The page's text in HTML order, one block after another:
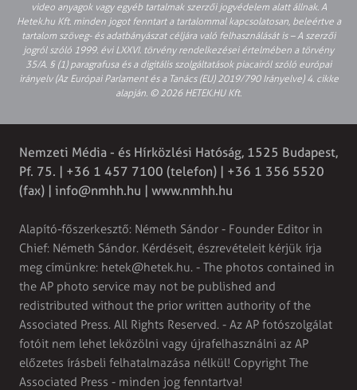
video anyagok vagy egyéb tartalmak szerzői jogvédelem alatt állnak. A
Hetek.hu Kft. minden jogot fenntart a tartalommal kapcsolatosan, beleértve a
tartalom szöveg- és adatbányászat céljára való felhasználását is – A szerzői
jogról szóló 1999. évi LXXVI. törvény rendelkezései értelmében a törvény
35/A. § (1) paragrafusa és a digitális szolgáltatások piacairól szóló európai
irányelv (Az Európai Parlament és a Tanács (EU) 2019/790 Irányelve) 4. cikke
alapján. © 2026 HETEK.HU Kft.
Nemzeti Média - és Hírközlési Hatóság, 1525 Budapest,
Pf. 75. | +36 1 457 7100 (telefon) | +36 1 356 5520
(fax) | info@nmhh.hu | www.nmhh.hu
Alapító-főszerkesztő: Németh Sándor - Founder Editor in
Chief: Németh Sándor. Kérdéseit, észrevételeit kérjük írja
meg címünkre: hetek@hetek.hu. - The photos contained in
the AP photo service may not be published and
redistributed without the prior written authority of the
Associated Press. All Rights Reserved. - Az AP fotószolgálat
fotóit nem lehet leközölni vagy újrafelhasználni az AP
előzetes írásbeli felhatalmazása nélkül! Copyright The
Associated Press - minden jog fenntartva!